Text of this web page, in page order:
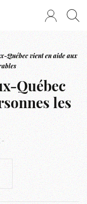
Québec vient en aide aux
Québec
les
-